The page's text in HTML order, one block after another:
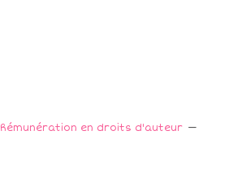
Rémunération en droits d'auteur